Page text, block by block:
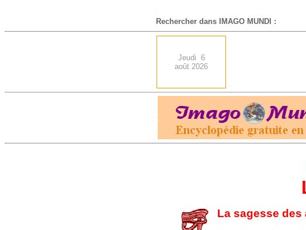
-
Rechercher dans IMAGO MUNDI :
Jeudi 6
août 2026
.
La sagesse des